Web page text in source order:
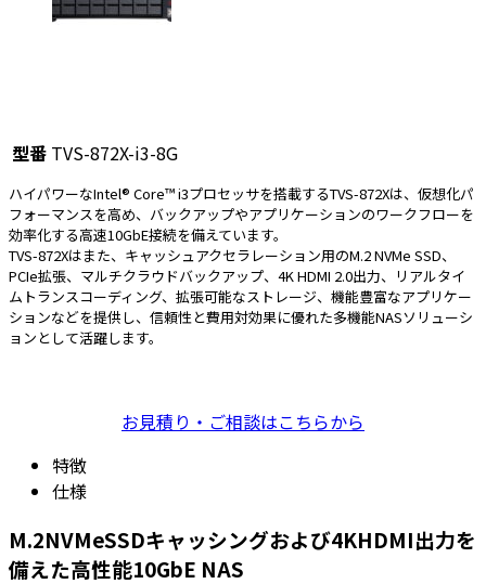
型番 TVS-872X-i3-8G
ハイパワーなIntel® Core™ i3プロセッサを搭載するTVS-872Xは、仮想化パ
フォーマンスを高め、バックアップやアプリケーションのワークフローを
効率化する高速10GbE接続を備えています。
TVS-872Xはまた、キャッシュアクセラレーション用のM.2 NVMe SSD、
PCIe拡張、マルチクラウドバックアップ、4K HDMI 2.0出力、リアルタイ
ムトランスコーディング、拡張可能なストレージ、機能豊富なアプリケー
ションなどを提供し、信頼性と費用対効果に優れた多機能NASソリューシ
ョンとして活躍します。
お見積り・ご相談はこちらから
特徴
仕様
M.2NVMeSSDキャッシングおよび4KHDMI出力を
備えた高性能10GbE NAS